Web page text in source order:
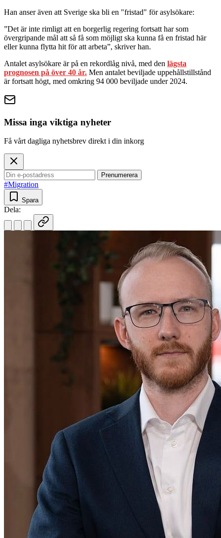
Han anser även att Sverige ska bli en "fristad" för asylsökare:
”Det är inte rimligt att en borgerlig regering fortsatt har som
övergripande mål att så få som möjligt ska kunna få en fristad här
eller kunna flytta hit för att arbeta”, skriver han.
Antalet asylsökare är på en rekordlåg nivå, med den lägsta
prognosen på över 40 år. Men antalet beviljade uppehållstillstånd
är fortsatt högt, med omkring 94 000 beviljade under 2024.
Missa inga viktiga nyheter
Få vårt dagliga nyhetsbrev direkt i din inkorg
Prenumerera
#Migration
Spara
Dela: